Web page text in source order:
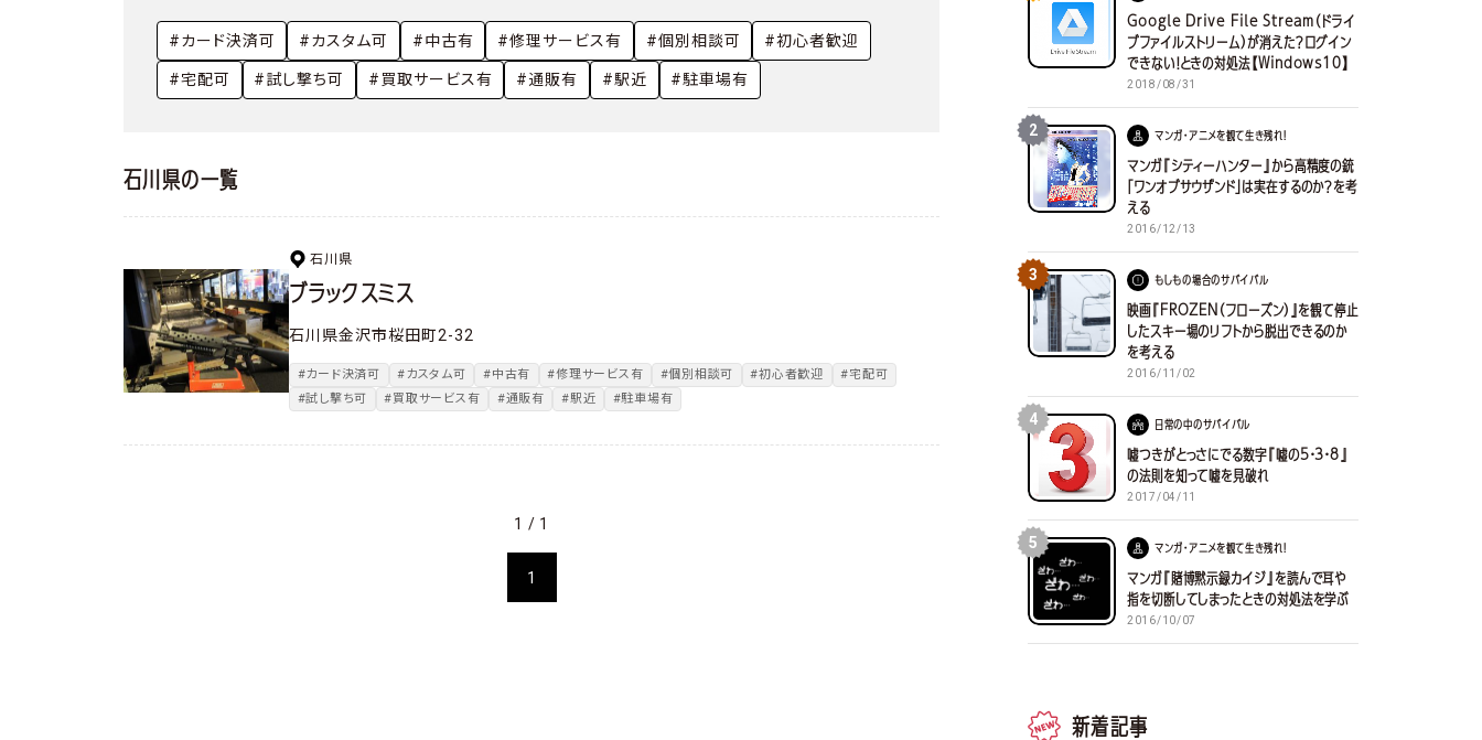
やってみた・行ってみた・
撃ってみた
#カード決済可 #カスタム可 #中古有 #修理サービス有 #個別相談可 #初心者歓迎
#宅配可 #試し撃ち可 #買取サービス有 #通販有 #駅近 #駐車場有
石川県の一覧
石川県
ブラックスミス
石川県金沢市桜田町2-32
#カード決済可 #カスタム可 #中古有 #修理サービス有 #個別相談可 #初心者歓迎
#宅配可
#試し撃ち可
#買取サービス有 #通販有 #駅近 #駐車場有
1 / 1
1
Google Drive File Stream（ドライ
ブファイルストリーム）が消えた？ログイン
できない！ときの対処法【Windows10】
2018/08/31
2 マンガ・アニメを観て生き残れ！
マンガ『シティーハンター』から高精度の銃
「ワンオブサウザンド」は実在するのか？を考
える
2016/12/13
3 もしもの場合のサバイバル
映画『FROZEN（フローズン）』を観て停止
したスキー場のリフトから脱出できるのか
を考える
2016/11/02
4 日常の中のサバイバル
嘘つきがとっさにでる数字『嘘の5・3・8』
の法則を知って嘘を見破れ
2017/04/11
5 マンガ・アニメを観て生き残れ！
マンガ『賭博黙示録カイジ』を読んで耳や
指を切断してしまったときの対処法を学ぶ
2016/10/07
新着記事